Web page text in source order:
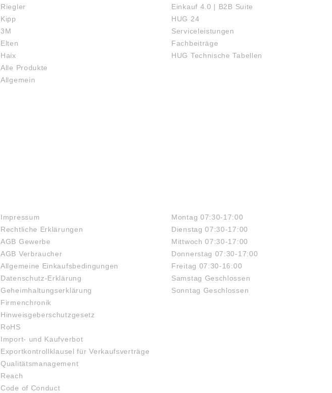
Riegler
Kipp
3M
Elten
Haix
Alle Produkte
Allgemein
Einkauf 4.0 | B2B Suite
HUG 24
Serviceleistungen
Fachbeiträge
HUG Technische Tabellen
Impressum
Rechtliche Erklärungen
AGB Gewerbe
AGB Verbraucher
Allgemeine Einkaufsbedingungen
Datenschutz-Erklärung
Geheimhaltungserklärung
Firmenchronik
Hinweisgeberschutzgesetz
RoHS
Import- und Kaufverbot
Exportkontrollklausel für Verkaufsverträge
Qualitätsmanagement
Reach
Code of Conduct
Montag 07:30-17:00
Dienstag 07:30-17:00
Mittwoch 07:30-17:00
Donnerstag 07:30-17:00
Freitag 07:30-16:00
Samstag Geschlossen
Sonntag Geschlossen